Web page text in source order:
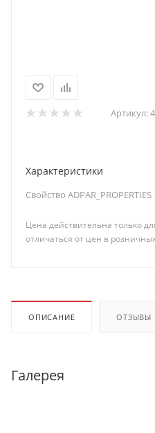
Артикул:
Характеристики
Свойство ADPAR_PROPERTIES
Цена действительна только
отличаться от цен в
ОПИСАНИЕ ОТЗЫВЫ
Галерея